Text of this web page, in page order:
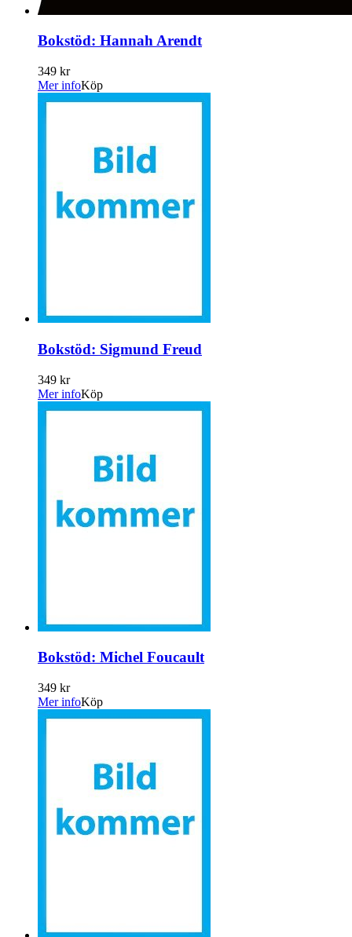
Bokstöd: Hannah Arendt
349 kr
Mer infoKöp
Bokstöd: Sigmund Freud
349 kr
Mer infoKöp
Bokstöd: Michel Foucault
349 kr
Mer infoKöp